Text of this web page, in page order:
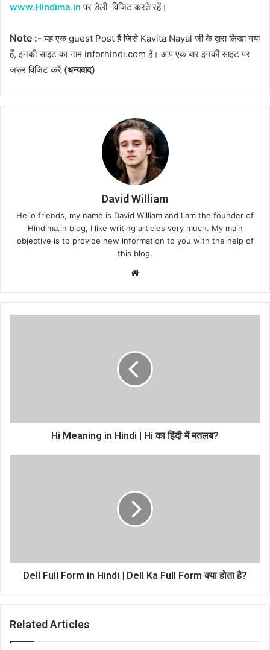
www.Hindima.inपर डेली विजिट करते रहें।
Note :-यह एक guest Post हैं जिसे Kavita Nayal जी के द्वारा लिखा गया
हैं, इनकी साइट का नाम inforhindi.com हैं। आप एक बार इनकी साइट पर
जरुर विजिट करें (धन्यवाद)
David William
Hello friends, my name is David William and I am the founder of
Hindima.in blog, I like writing articles very much. My main
objective is to provide new information to you with the help of
this blog.
te
Hi Meaning in Hindi | Hi का हिंदी में मतलब?
Dell Full Form in Hindi | Dell Ka Full Form क्या होता है?
Related Articles